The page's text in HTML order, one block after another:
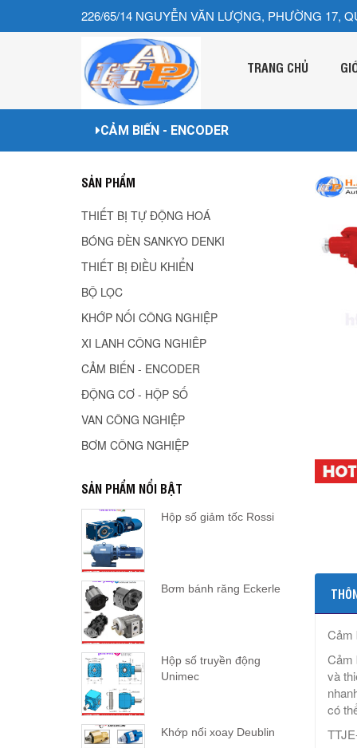
226/65/14 NGUYỄN VĂN LƯỢNG, PHƯỜNG 17,
TRANG CHỦ
CẢM BIẾN - ENCODER
Cảm
Cảm
và
có
SẢN PHẨM
THIẾT BỊ TỰ ĐỘNG HOÁ
BÓNG ĐÈN SANKYO DENKI
THIẾT BỊ ĐIỀU KHIỂN
BỘ LỌC
KHỚP NỐI CÔNG NGHIỆP
XI LANH CÔNG NGHIÊP
CẢM BIẾN - ENCODER
ĐỘNG CƠ - HỘP SỐ
VAN CÔNG NGHIỆP
BƠM CÔNG NGHIỆP
SẢN PHẨM NỔI BẬT
Hộp số giảm tốc Rossi
Bơm bánh răng Eckerle
Hộp số truyền động
Unimec
Khớp nối xoay Deublin